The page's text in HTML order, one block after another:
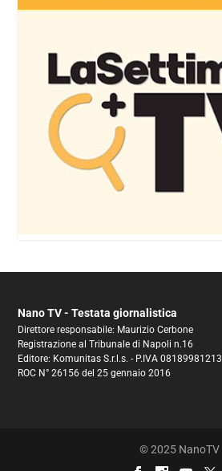
Nano TV - Testata giornalistica
Direttore responsabile: Maurizio Cerbone
Registrazione al Tribunale di Napoli n.16
Editore: Komunitas S.r.l.s. - P.IVA 08189981213
ROC N° 26156 del 25 gennaio 2016
© 2025 NanoTV